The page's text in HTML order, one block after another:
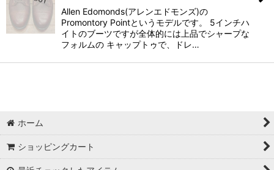
Allen Edomonds(アレンエドモンズ)の
Promontory Pointというモデルです。 5インチハ
イトのブーツですが全体的には上品でシャープな
フォルムの キャップトゥで、ドレ…
ホーム
ショッピングカート